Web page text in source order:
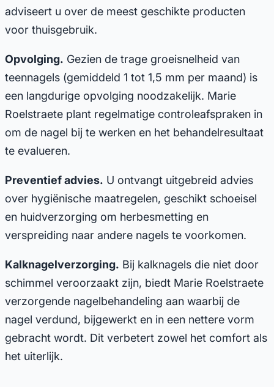
adviseert u over de meest geschikte producten
voor thuisgebruik.
Opvolging. Gezien de trage groeisnelheid van
teennagels (gemiddeld 1 tot 1,5 mm per maand) is
een langdurige opvolging noodzakelijk. Marie
Roelstraete plant regelmatige controleafspraken in
om de nagel bij te werken en het behandelresultaat
te evalueren.
Preventief advies. U ontvangt uitgebreid advies
over hygiënische maatregelen, geschikt schoeisel
en huidverzorging om herbesmetting en
verspreiding naar andere nagels te voorkomen.
Kalknagelverzorging. Bij kalknagels die niet door
schimmel veroorzaakt zijn, biedt Marie Roelstraete
verzorgende nagelbehandeling aan waarbij de
nagel verdund, bijgewerkt en in een nettere vorm
gebracht wordt. Dit verbetert zowel het comfort als
het uiterlijk.